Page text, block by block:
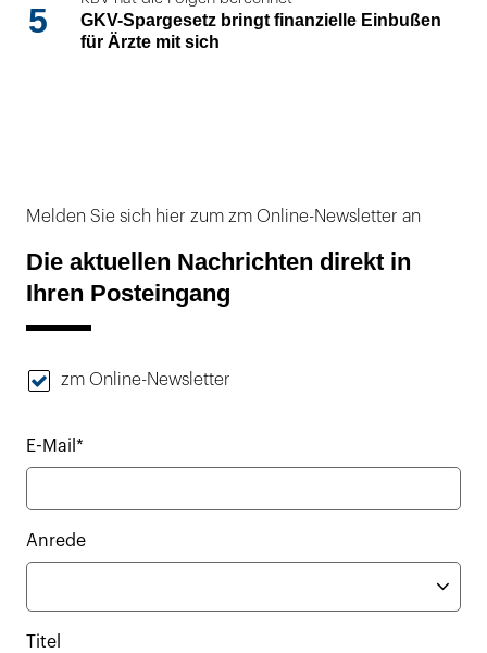
5
GKV-Spargesetz bringt finanzielle Einbußen
für Ärzte mit sich
Melden Sie sich hier zum zm Online-Newsletter an
Die aktuellen Nachrichten direkt in
Ihren Posteingang
zm Online-Newsletter
E-Mail*
Anrede
Titel